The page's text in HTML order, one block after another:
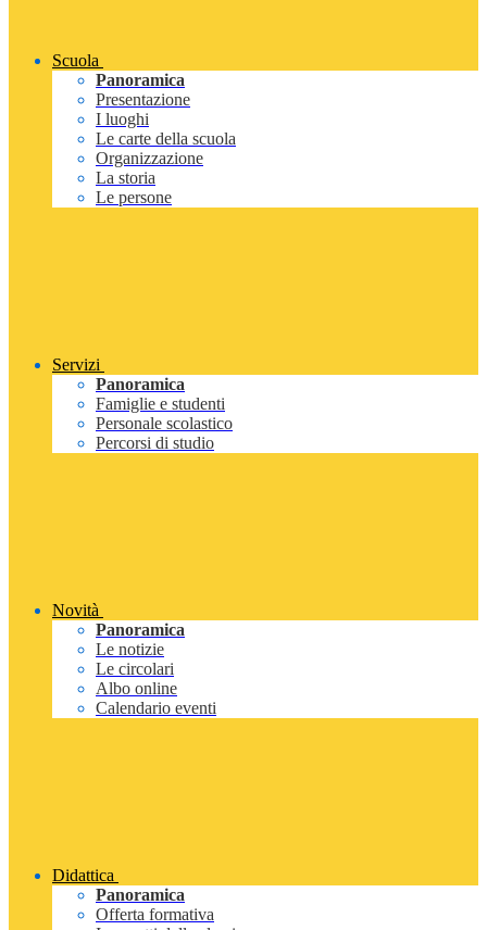
Scuola
Panoramica
Presentazione
I luoghi
Le carte della scuola
Organizzazione
La storia
Le persone
Servizi
Panoramica
Famiglie e studenti
Personale scolastico
Percorsi di studio
Novità
Panoramica
Le notizie
Le circolari
Albo online
Calendario eventi
Didattica
Panoramica
Offerta formativa